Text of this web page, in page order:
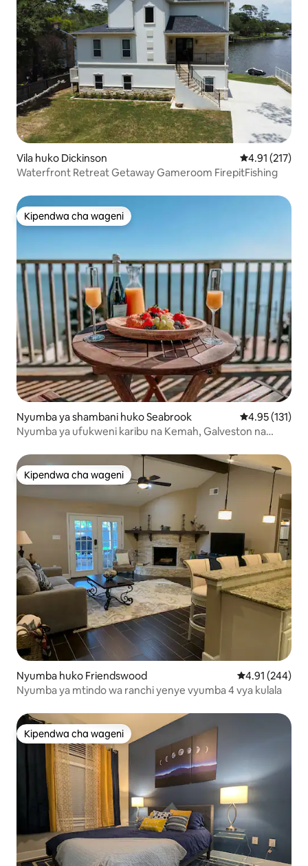
Vila huko Dickinson Ukadiriaji wa
4.91 (217)
Waterfront Retreat Getaway Gameroom FirepitFishing
Kipendwa cha wageni
Kipendwa cha wageni
Nyumba ya shambani huko Seabrook Ukadiriaji wa
4.95 (131)
Nyumba ya ufukweni karibu na Kemah, Galveston na
Kipendwa cha wageni
Kipendwa cha wageni
Nyumba huko Friendswood Ukadiriaji wa
4.91 (244)
Nyumba ya mtindo wa ranchi yenye vyumba 4 vya kulala
Kipendwa cha wageni
Kipendwa cha wageni